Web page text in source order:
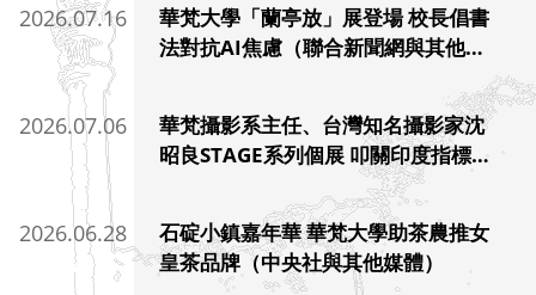
2026.07.16
華梵大學「蘭亭放」展登場 校長倡書
法對抗AI焦慮（聯合新聞網與其他媒
2026.07.06
華梵攝影系主任、台灣知名攝影家沈
昭良STAGE系列個展 叩關印度指標場
館（自由時報與其他國際媒體）
2026.06.28
石碇小鎮嘉年華 華梵大學助茶農推女
皇茶品牌（中央社與其他媒體）